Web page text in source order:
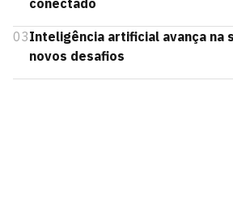
conectado
03Inteligência artificial avança na
novos desafios